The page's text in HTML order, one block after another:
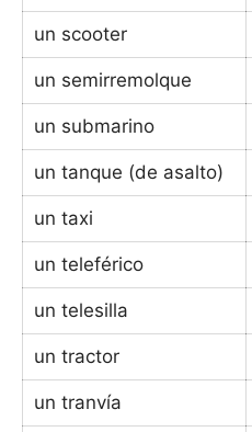
un scooter
un semirremolque
un submarino
un tanque (de asalto)
un taxi
un teleférico
un telesilla
un tractor
un tranvía